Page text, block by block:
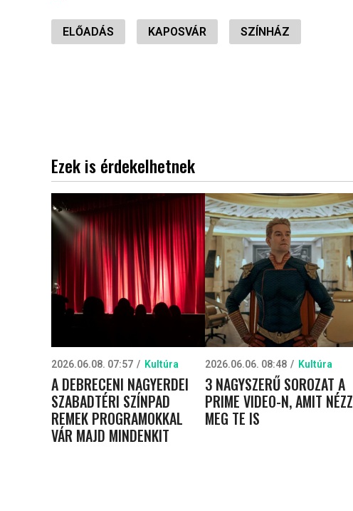
ELŐADÁS KAPOSVÁR SZÍNHÁZ
Ezek is érdekelhetnek
2026.06.08. 07:57 Kultúra
A DEBRECENI NAGYERDEI
SZABADTÉRI SZÍNPAD
REMEK PROGRAMOKKAL
VÁR MAJD MINDENKIT
2026.06.06. 08:48 Kultúra
3 NAGYSZERŰ SOROZAT A
PRIME VIDEO-N, AMIT NÉZZ
MEG TE IS